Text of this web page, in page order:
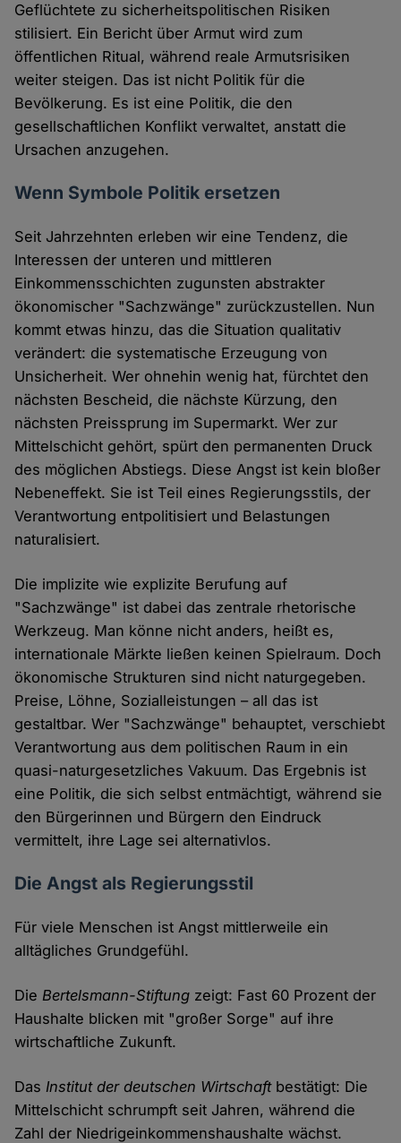
Geflüchtete zu sicherheitspolitischen Risiken
stilisiert. Ein Bericht über Armut wird zum
öffentlichen Ritual, während reale Armutsrisiken
weiter steigen. Das ist nicht Politik für die
Bevölkerung. Es ist eine Politik, die den
gesellschaftlichen Konflikt verwaltet, anstatt die
Ursachen anzugehen.
Wenn Symbole Politik ersetzen
Seit Jahrzehnten erleben wir eine Tendenz, die
Interessen der unteren und mittleren
Einkommensschichten zugunsten abstrakter
ökonomischer "Sachzwänge" zurückzustellen. Nun
kommt etwas hinzu, das die Situation qualitativ
verändert: die systematische Erzeugung von
Unsicherheit. Wer ohnehin wenig hat, fürchtet den
nächsten Bescheid, die nächste Kürzung, den
nächsten Preissprung im Supermarkt. Wer zur
Mittelschicht gehört, spürt den permanenten Druck
des möglichen Abstiegs. Diese Angst ist kein bloßer
Nebeneffekt. Sie ist Teil eines Regierungsstils, der
Verantwortung entpolitisiert und Belastungen
naturalisiert.
Die implizite wie explizite Berufung auf
"Sachzwänge" ist dabei das zentrale rhetorische
Werkzeug. Man könne nicht anders, heißt es,
internationale Märkte ließen keinen Spielraum. Doch
ökonomische Strukturen sind nicht naturgegeben.
Preise, Löhne, Sozialleistungen – all das ist
gestaltbar. Wer "Sachzwänge" behauptet, verschiebt
Verantwortung aus dem politischen Raum in ein
quasi-naturgesetzliches Vakuum. Das Ergebnis ist
eine Politik, die sich selbst entmächtigt, während sie
den Bürgerinnen und Bürgern den Eindruck
vermittelt, ihre Lage sei alternativlos.
Die Angst als Regierungsstil
Für viele Menschen ist Angst mittlerweile ein
alltägliches Grundgefühl.
DieBertelsmann-Stiftung zeigt: Fast 60 Prozent der
Haushalte blicken mit "großer Sorge" auf ihre
wirtschaftliche Zukunft.
DasInstitut der deutschen Wirtschaftbestätigt: Die
Mittelschicht schrumpft seit Jahren, während die
Zahl der Niedrigeinkommenshaushalte wächst.